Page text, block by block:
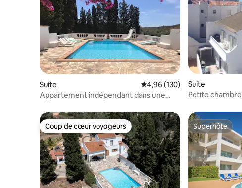
Suite Évaluation moyenne sur la
4,96 (130)
Appartement indépendant dans une
Suite
Petite
Coup de cœur voyageurs
Coup de cœur voyageurs Superhôte
Superhôte